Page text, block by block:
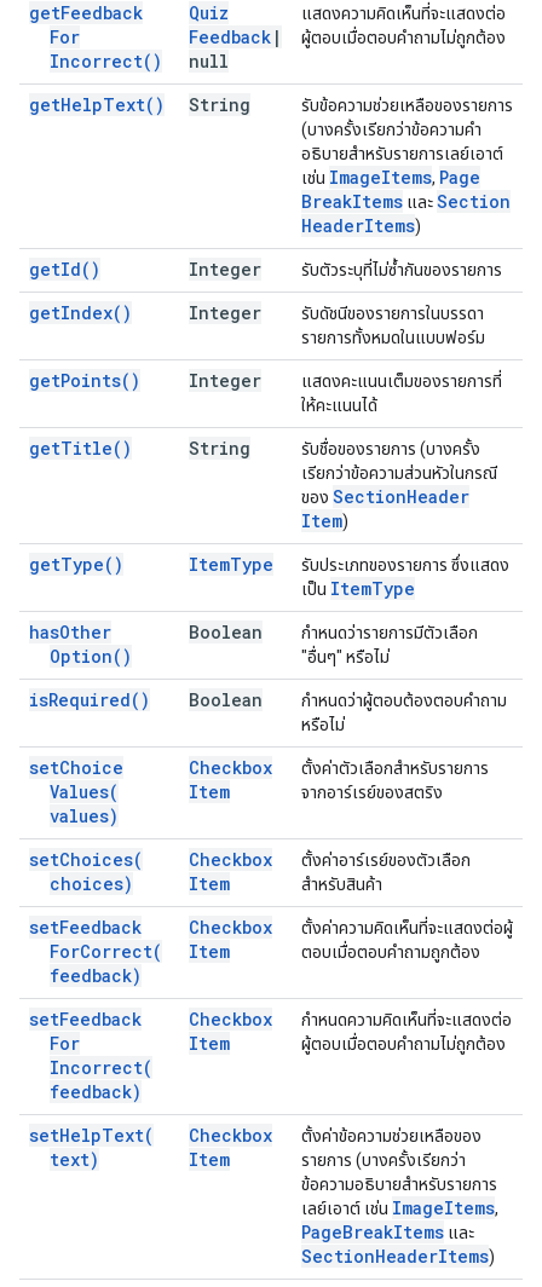
getFeedback
For
Incorrect( )
Quiz
Feedback |
null
แสดงความคิดเห็นที่จะแสดงต่อ
ผู้ตอบเมื่อตอบคำถามไม่ถูกต้อง
getHelpText( ) String
รับข้อความช่วยเหลือของรายการ
(บางครั้งเรียกว่าข้อความคำ
อธิบายสำหรับรายการเลย์เอาต์
เช่น ImageItems, Page
BreakItems และSection
HeaderItems)
getId( ) Integer รับตัวระบุที่ไม่ซ้ำกันของรายการ
getIndex( ) Integer
รับดัชนีของรายการในบรรดา
รายการทั้งหมดในแบบฟอร์ม
getPoints( ) Integer
แสดงคะแนนเต็มของรายการที่
ให้คะแนนได้
getTitle( ) String
รับชื่อของรายการ (บางครั้ง
เรียกว่าข้อความส่วนหัวในกรณี
ของ SectionHeader
Item)
getType( ) ItemType
รับประเภทของรายการ ซึ่งแสดง
เป็น ItemType
hasOther
Option( )
Boolean
กำหนดว่ารายการมีตัวเลือก
"อื่นๆ" หรือไม่
isRequired( ) Boolean
กำหนดว่าผู้ตอบต้องตอบคำถาม
หรือไม่
setChoice
Values(
values)
Checkbox
Item
ตั้งค่าตัวเลือกสำหรับรายการ
จากอาร์เรย์ของสตริง
setChoices(
choices)
Checkbox
Item
ตั้งค่าอาร์เรย์ของตัวเลือก
สำหรับสินค้า
setFeedback
ForCorrect(
feedback)
Checkbox
Item
ตั้งค่าความคิดเห็นที่จะแสดงต่อผู้
ตอบเมื่อตอบคำถามถูกต้อง
setFeedback
For
Incorrect(
feedback)
Checkbox
Item
กำหนดความคิดเห็นที่จะแสดงต่อ
ผู้ตอบเมื่อตอบคำถามไม่ถูกต้อง
setHelpText(
text)
Checkbox
Item
ตั้งค่าข้อความช่วยเหลือของ
รายการ (บางครั้งเรียกว่า
ข้อความอธิบายสำหรับรายการ
เลย์เอาต์ เช่น ImageItems,
PageBreakItems และ
SectionHeaderItems)